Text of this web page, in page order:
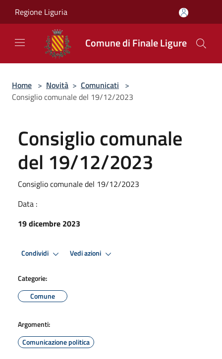
Regione Liguria
Comune di Finale Ligure
Home > Novità > Comunicati >
Consiglio comunale del 19/12/2023
Consiglio comunale
del 19/12/2023
Consiglio comunale del 19/12/2023
Data :
19 dicembre 2023
Condividi Vedi azioni
Categorie:
Comune
Argomenti:
Comunicazione politica